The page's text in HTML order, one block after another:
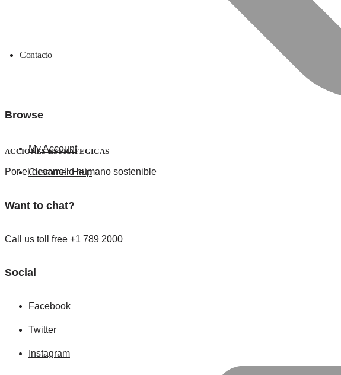
Contacto
Browse
My Account
Customer Help
Want to chat?
Call us toll free +1 789 2000
Social
Facebook
Twitter
Instagram
ACCIONES ESTRATEGICAS
Por el desarrollo humano sostenible